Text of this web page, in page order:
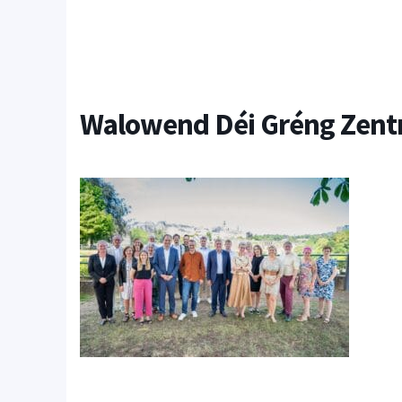
Walowend Déi Gréng